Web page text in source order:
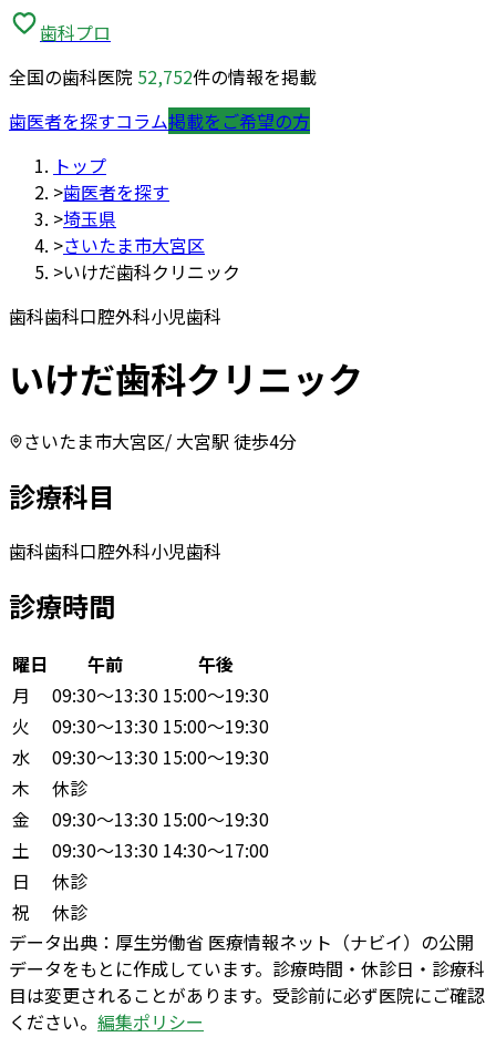
歯科プロ
全国の歯科医院 52,752件の情報を掲載
歯医者を探すコラム掲載をご希望の方
トップ
>歯医者を探す
>埼玉県
>さいたま市大宮区
>いけだ歯科クリニック
歯科歯科口腔外科小児歯科
いけだ歯科クリニック
さいたま市大宮区/ 大宮駅 徒歩4分
診療科目
歯科歯科口腔外科小児歯科
診療時間
曜日 午前
午後
月
09:30〜13:30 15:00〜19:30
火
09:30〜13:30 15:00〜19:30
水
09:30〜13:30 15:00〜19:30
木
休診
金
09:30〜13:30 15:00〜19:30
土
09:30〜13:30 14:30〜17:00
日
休診
祝
休診
データ出典： 厚生労働省 医療情報ネット（ナビイ）の公開
データをもとに作成しています。診療時間・休診日・診療科
目は変更されることがあります。受診前に必ず医院にご確認
ください。 編集ポリシー